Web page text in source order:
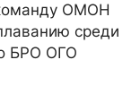
ОМОН
среди
БРО ОГО